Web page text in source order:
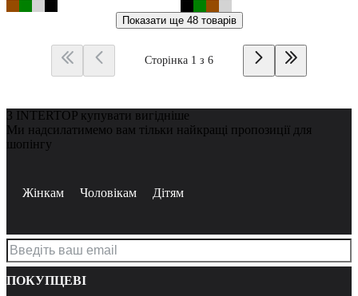
Показати ще 48 товарів
Сторінка 1 з 6
З INTERTOP купувати вигідніше
Ми надсилатимемо вам тільки найкращі пропозиції для
шопінгу
Жінкам Чоловікам Дітям
ПОКУПЦЕВІ